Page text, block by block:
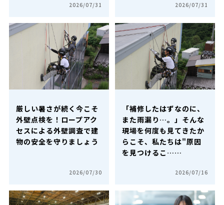
2026/07/31 2026/07/31
厳しい暑さが続く今こそ
外壁点検を！ロープアク
セスによる外壁調査で建
物の安全を守りましょう
2026/07/30
「補修したはずなのに、
また雨漏り…。」そんな
現場を何度も見てきたか
らこそ、私たちは"原因
を見つけるこ……
2026/07/16